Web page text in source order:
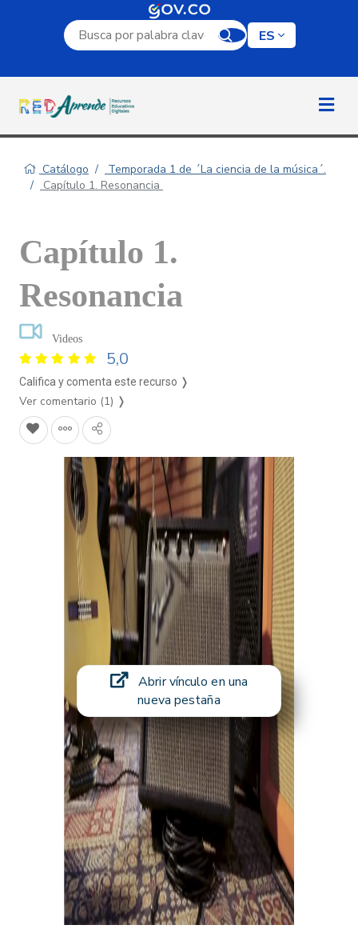
Campo de búsqueda por palabra clave
ES
Catálogo
Temporada 1 de ´La ciencia de la música´.
Capítulo 1. Resonancia
Capítulo 1.
Resonancia
Videos
5,0
Califica y comenta este recurso ❭
Ver comentario (1) ❭
Abrir vínculo en una
nueva pestaña